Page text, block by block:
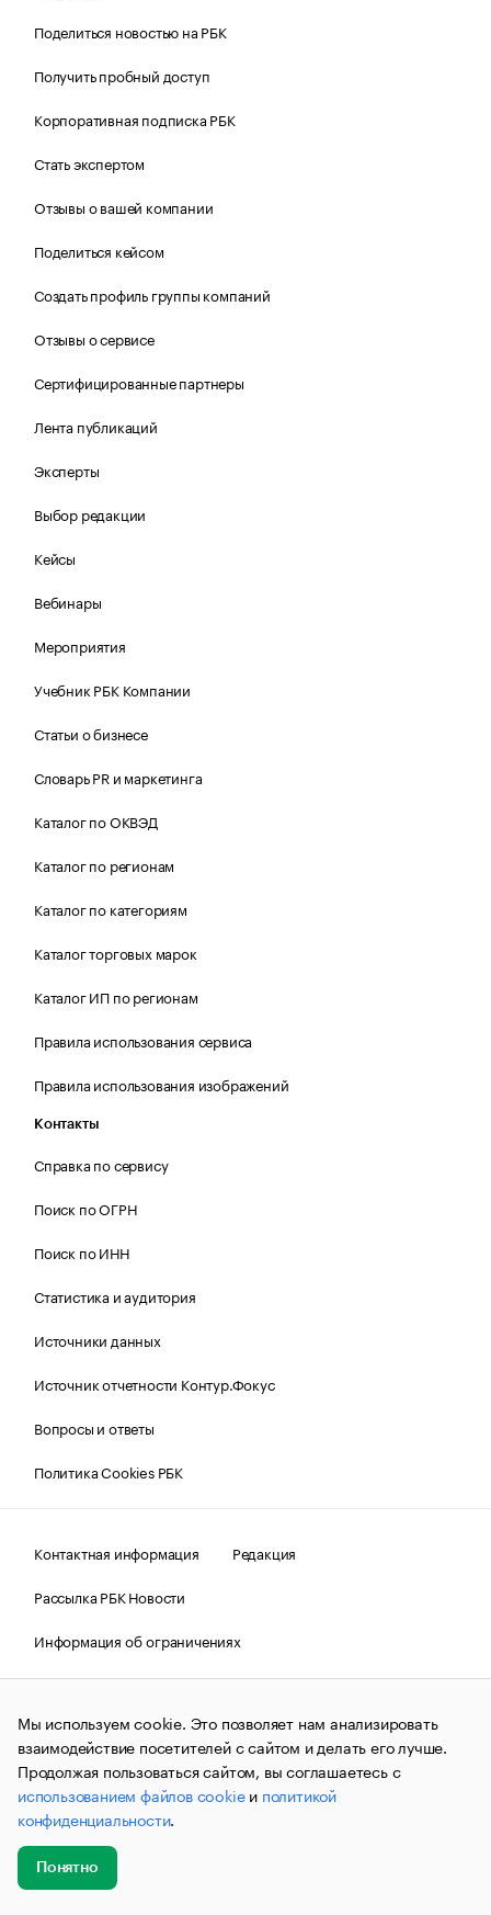
Поделиться новостью на РБК
Получить пробный доступ
Корпоративная подписка РБК
Стать экспертом
Отзывы о вашей компании
Поделиться кейсом
Создать профиль группы компаний
Отзывы о сервисе
Сертифицированные партнеры
Лента публикаций
Эксперты
Выбор редакции
Кейсы
Вебинары
Мероприятия
Учебник РБК Компании
Статьи о бизнесе
Словарь PR и маркетинга
Каталог по ОКВЭД
Каталог по регионам
Каталог по категориям
Каталог торговых марок
Каталог ИП по регионам
Правила использования сервиса
Правила использования изображений
Контакты
Справка по сервису
Поиск по ОГРН
Поиск по ИНН
Статистика и аудитория
Источники данных
Источник отчетности Контур.Фокус
Вопросы и ответы
Политика Cookies РБК
Контактная информация
Редакция
Рассылка РБК Новости
Информация об ограничениях
Правовая информация
О соблюдении авторских прав
© АО «РОСБИЗНЕСКОНСАЛТИНГ»,1995–2026.Сообщения
и материалы информационного агентства «РБК»
(зарегистрировано Федеральной службой по надзору в сфере
связи, информационных технологий и массовых
коммуникаций (Роскомнадзор) 09.12.2015 за номером ИА
№ФС77-63848) сопровождаются пометкой «РБК». Отдельные
публикации могут содержать информацию,
не предназначенную для пользователей
до 18 лет.
Мы используем cookie. Это позволяет нам анализировать
взаимодействие посетителей с сайтом и делать его лучше.
Продолжая пользоваться сайтом, вы соглашаетесь с
использованием файлов cookieи политикой
конфиденциальности.
Понятно